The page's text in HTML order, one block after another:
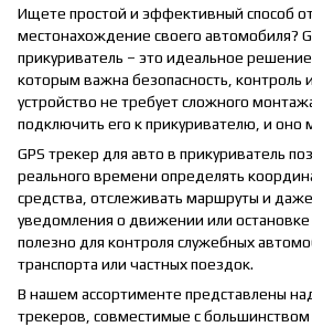
Ищете простой и эффективный способ
местонахождение своего автомобиля?
прикуриватель – это идеальное
которым важна безопасность, контроль
устройство не требует сложного
подключить его к прикуривателю, и оно
GPS трекер для авто в прикуриватель
реального времени определять
средства, отслеживать маршруты и даже
уведомления о движении или остановке
полезно для контроля служебных
транспорта или частных поездок.
В нашем ассортименте представлены
трекеров , совместимые с